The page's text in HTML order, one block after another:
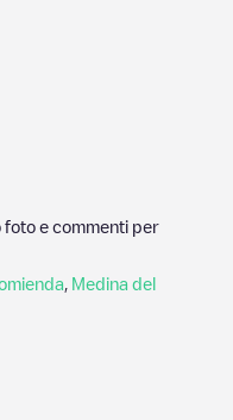
foto e commenti per
Medina del